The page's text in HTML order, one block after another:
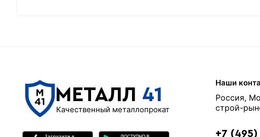
МЕТАЛЛ 41
Качественный металлопрокат
Наши
Россия,
строй-
+7 (495)